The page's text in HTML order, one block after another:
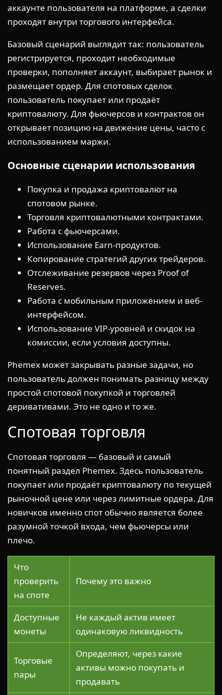
аккаунте пользователя на платформе, а сделки
проходят внутри торгового интерфейса.
Базовый сценарий выглядит так: пользователь
регистрируется, проходит необходимые
проверки, пополняет аккаунт, выбирает рынок и
размещает ордер. Для спотовых сделок
пользователь покупает или продаёт
криптовалюту. Для фьючерсов и контрактов он
открывает позицию на движение цены, часто с
использованием маржи.
Основные сценарии использования
Покупка и продажа криптовалют на
спотовом рынке.
Торговля криптовалютными контрактами.
Работа с фьючерсами.
Использование Earn-продуктов.
Копирование стратегий других трейдеров.
Отслеживание резервов через Proof of
Reserves.
Работа с мобильным приложением и веб-
интерфейсом.
Использование VIP-уровней и скидок на
комиссии, если условия доступны.
Phemex может закрывать разные задачи, но
пользователь должен понимать разницу между
простой спотовой покупкой и торговлей
деривативами. Это не одно и то же.
Спотовая торговля
Спотовая торговля — базовый и самый
понятный раздел Phemex. Здесь пользователь
покупает или продаёт криптовалюту по текущей
рыночной цене или через лимитные ордера. Для
новичков именно спот обычно является более
разумной точкой входа, чем фьючерсы или
плечо.
Что
проверить
на споте
Почему это важно
Доступные
монеты
Не каждый актив имеет
одинаковую ликвидность
Торговые
пары
Определяют, через какие
активы можно покупать и
продавать